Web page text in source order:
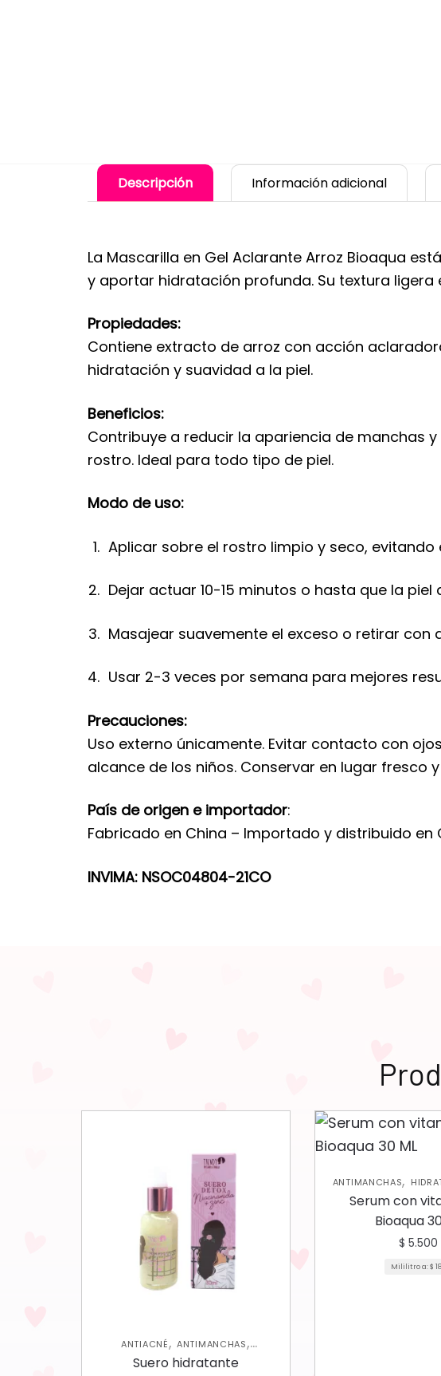
Descripción Información adicional
La Mascarilla en Gel Aclarante Arroz Bioaqua
y aportar hidratación profunda. Su textura
Propiedades:
Contiene extracto de arroz con acción
hidratación y suavidad a la piel.
Beneficios:
Contribuye a reducir la apariencia de manchas
rostro. Ideal para todo tipo de piel.
Modo de uso:
Aplicar sobre el rostro limpio y seco, evitando
Dejar actuar 10-15 minutos o hasta que la
Masajear suavemente el exceso o retirar con
Usar 2-3 veces por semana para mejores
Precauciones:
Uso externo únicamente. Evitar contacto con
alcance de los niños. Conservar en lugar fresco
País de origen e importador:
Fabricado en China – Importado y distribuido en
INVIMA: NSOC04804-21CO
ANTIACNÉ,ANTIMANCHAS,
HIDRATANTES,SKIN CARE FACIAL
Suero hidratante
ANTIMANCHAS,
CARE
Serum con
Bioaqua
$ 5.500
Mililitro a:$